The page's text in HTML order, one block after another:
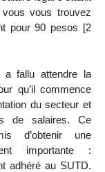
vous trouvez
pour 90 pesos [2
fallu attendre la
qu’il commence
du secteur et
de salaires. Ce
d’obtenir une
importante :
adhéré au SUTD.